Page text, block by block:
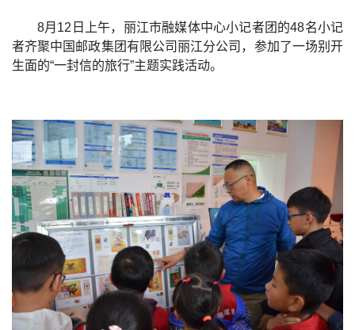
8月12日上午，丽江市融媒体中心小记者团的48名小记
者齐聚中国邮政集团有限公司丽江分公司，参加了一场别开
生面的“一封信的旅行”主题实践活动。